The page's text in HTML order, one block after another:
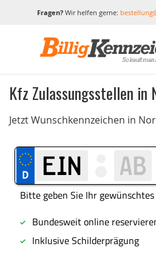
Fragen?Wir helfen gerne:
Kfz Zulassungsstellen in
Jetzt Wunschkennzeichen in